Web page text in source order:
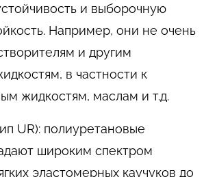
и выборочную
Например, они не очень
и другим
в частности к
жидкостям, маслам и т.д.
UR): полиуретановые
широким спектром
эластомерных каучуков до